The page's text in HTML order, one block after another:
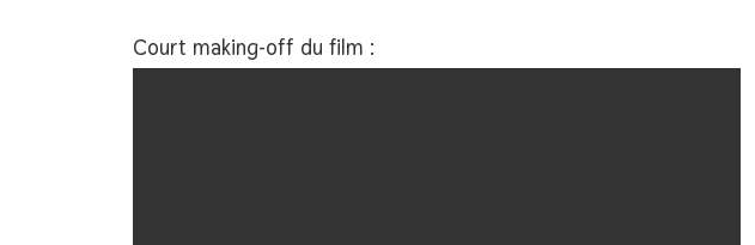
Court making-off du film :